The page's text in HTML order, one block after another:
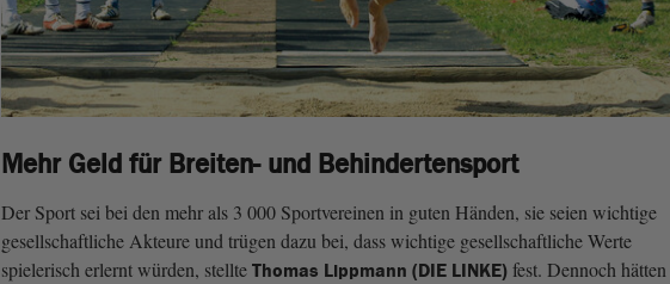
Mehr Geld für Breiten- und Behindertensport
Der Sport sei bei den mehr als 3 000 Sportvereinen in guten Händen, sie seien wichtige
gesellschaftliche Akteure und trügen dazu bei, dass wichtige gesellschaftliche Werte
spielerisch erlernt würden, stellte Thomas Lippmann (DIE LINKE) fest. Dennoch hätten